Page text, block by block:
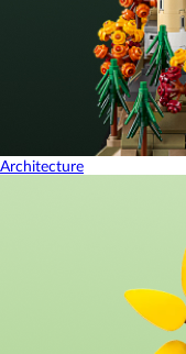
Architecture